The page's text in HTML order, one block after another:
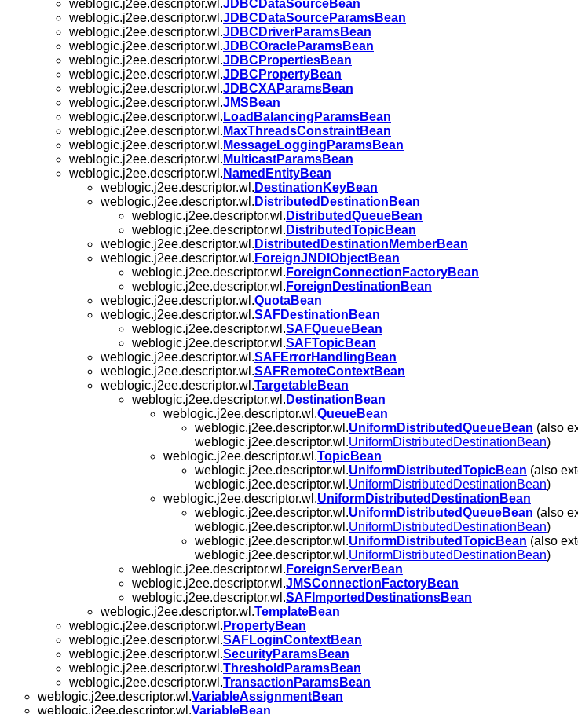
weblogic.j2ee.descriptor.wl.JDBCDataSourceBean
weblogic.j2ee.descriptor.wl.JDBCDataSourceParamsBean
weblogic.j2ee.descriptor.wl.JDBCDriverParamsBean
weblogic.j2ee.descriptor.wl.JDBCOracleParamsBean
weblogic.j2ee.descriptor.wl.JDBCPropertiesBean
weblogic.j2ee.descriptor.wl.JDBCPropertyBean
weblogic.j2ee.descriptor.wl.JDBCXAParamsBean
weblogic.j2ee.descriptor.wl.JMSBean
weblogic.j2ee.descriptor.wl. LoadBalancingParamsBean
weblogic.j2ee.descriptor.wl. MaxThreadsConstraintBean
weblogic.j2ee.descriptor.wl. MessageLoggingParamsBean
weblogic.j2ee.descriptor.wl. MulticastParamsBean
weblogic.j2ee.descriptor.wl. NamedEntityBean
weblogic.j2ee.descriptor.wl. DestinationKeyBean
weblogic.j2ee.descriptor.wl. DistributedDestinationBean
weblogic.j2ee.descriptor.wl. DistributedQueueBean
weblogic.j2ee.descriptor.wl. DistributedTopicBean
weblogic.j2ee.descriptor.wl. DistributedDestinationMemberBean
weblogic.j2ee.descriptor.wl. ForeignJNDIObjectBean
weblogic.j2ee.descriptor.wl. ForeignConnectionFactoryBean
weblogic.j2ee.descriptor.wl. ForeignDestinationBean
weblogic.j2ee.descriptor.wl.QuotaBean
weblogic.j2ee.descriptor.wl.SAFDestinationBean
weblogic.j2ee.descriptor.wl.SAFQueueBean
weblogic.j2ee.descriptor.wl.SAFTopicBean
weblogic.j2ee.descriptor.wl.SAFErrorHandlingBean
weblogic.j2ee.descriptor.wl.SAFRemoteContextBean
weblogic.j2ee.descriptor.wl.TargetableBean
weblogic.j2ee.descriptor.wl. DestinationBean
weblogic.j2ee.descriptor.wl.QueueBean
weblogic.j2ee.descriptor.wl.UniformDistributedQueueBean (also
weblogic.j2ee.descriptor.wl.UniformDistributedDestinationBean)
weblogic.j2ee.descriptor.wl.TopicBean
weblogic.j2ee.descriptor.wl.UniformDistributedTopicBean (also
weblogic.j2ee.descriptor.wl.UniformDistributedDestinationBean)
weblogic.j2ee.descriptor.wl.UniformDistributedDestinationBean
weblogic.j2ee.descriptor.wl.UniformDistributedQueueBean (also
weblogic.j2ee.descriptor.wl.UniformDistributedDestinationBean)
weblogic.j2ee.descriptor.wl.UniformDistributedTopicBean (also
weblogic.j2ee.descriptor.wl.UniformDistributedDestinationBean)
weblogic.j2ee.descriptor.wl. ForeignServerBean
weblogic.j2ee.descriptor.wl.JMSConnectionFactoryBean
weblogic.j2ee.descriptor.wl.SAFImportedDestinationsBean
weblogic.j2ee.descriptor.wl.TemplateBean
weblogic.j2ee.descriptor.wl. PropertyBean
weblogic.j2ee.descriptor.wl.SAFLoginContextBean
weblogic.j2ee.descriptor.wl.SecurityParamsBean
weblogic.j2ee.descriptor.wl.ThresholdParamsBean
weblogic.j2ee.descriptor.wl.TransactionParamsBean
weblogic.j2ee.descriptor.wl.VariableAssignmentBean
weblogic.j2ee.descriptor.wl.VariableBean